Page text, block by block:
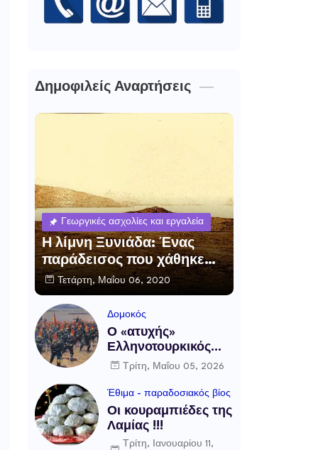
Δημοφιλείς Αναρτήσεις
Γεωργικές ασχολίες και εργαλεία
Η λίμνη Ξυνιάδα: Ένας
παράδεισος που χάθηκε…
Τετάρτη, Μαΐου 06, 2020
Δομοκός
Ο «ατυχής»
Ελληνοτουρκικός
πόλεμος και η μάχη
Μαΐου 1897
Τρίτη, Μαΐου 05, 2026
Έθιμα - παραδοσιακός βίος
Οι κουραμπιέδες της
Λαμίας !!!
Τρίτη, Ιανουαρίου 11,